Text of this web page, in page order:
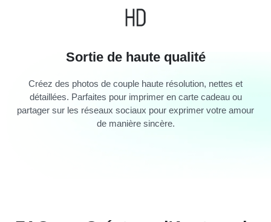
Sortie de haute qualité
Créez des photos de couple haute résolution, nettes et
détaillées. Parfaites pour imprimer en carte cadeau ou
partager sur les réseaux sociaux pour exprimer votre amour
de manière sincère.